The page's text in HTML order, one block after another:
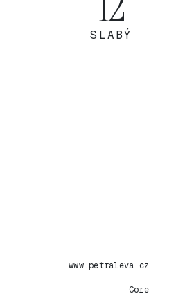
SLABÝ
www.petraleva.cz
Core